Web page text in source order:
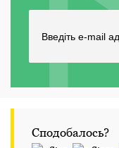
Сподобалось?